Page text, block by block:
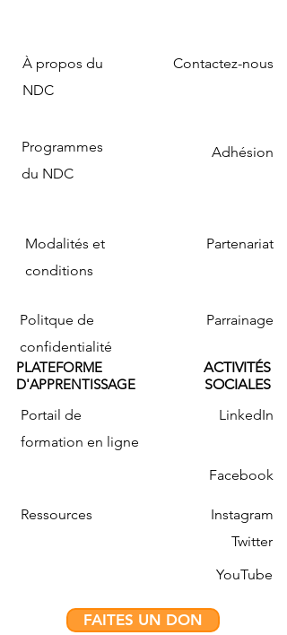
À propos du
NDC
Programmes
du NDC
Modalités et
conditions
Politque de
confidentialité
Contactez-nous
Adhésion
Partenariat
Parrainage
PLATEFORME
D'APPRENTISSAGE
ACTIVITÉS
SOCIALES
Portail de
formation en ligne
LinkedIn
Facebook
Ressources
Instagram
Twitter
YouTube
FAITES UN DON